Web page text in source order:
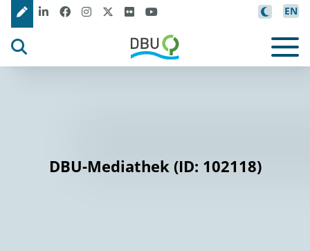
EN
DBU-Mediathek (ID: 102118)